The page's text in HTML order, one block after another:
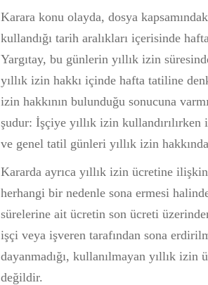
Karara konu olayda, dosya
kullandığı tarih aralıkları içerisinde
Yargıtay, bu günlerin yıllık izin
yıllık izin hakkı içinde hafta tatiline
izin hakkının bulunduğu sonucuna
şudur: İşçiye yıllık izin
ve genel tatil günleri yıllık izin
Kararda ayrıca yıllık izin ücretine
herhangi bir nedenle sona ermesi
sürelerine ait ücretin son ücreti
işçi veya işveren tarafından sona
dayanmadığı, kullanılmayan yıllık izin
değildir.